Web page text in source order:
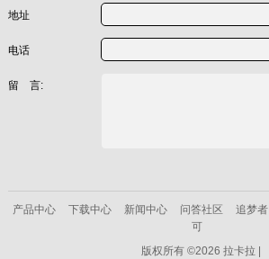
地址
电话
留 言:
产品中心 下载中心 新闻中心 问答社区 追梦者
可
版权所有 ©2026 拉卡拉 |